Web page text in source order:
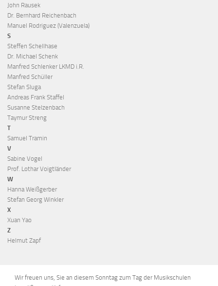
Wir freuen uns, Sie an diesem Sonntag zum Tag der Musikschulen
John Rausek
Dr. Bernhard Reichenbach
Manuel Rodriguez (Valenzuela)
S
Steffen Schellhase
Dr. Michael Schenk
Manfred Schlenker LKMD i.R.
Manfred Schüller
Stefan Sluga
Andreas Frank Staffel
Susanne Stelzenbach
Taymur Streng
T
Samuel Tramin
V
Sabine Vogel
Prof. Lothar Voigtländer
W
Hanna Weißgerber
Stefan Georg Winkler
X
Xuan Yao
Z
Helmut Zapf